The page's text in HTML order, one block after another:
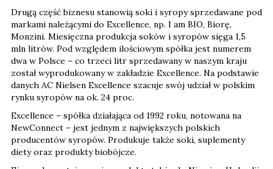
Drugą część biznesu stanowią soki i syropy sprzedawane pod
markami należącymi do Excellence, np. I am BIO, Biorę,
Monzini. Miesięczna produkcja soków i syropów sięga 1,5
mln litrów. Pod względem ilościowym spółka jest numerem
dwa w Polsce – co trzeci litr sprzedawany w naszym kraju
został wyprodukowany w zakładzie Excellence. Na podstawie
danych AC Nielsen Excellence szacuje swój udział w polskim
rynku syropów na ok. 24 proc.
Excellence – spółka działająca od 1992 roku, notowana na
NewConnect – jest jednym z największych polskich
producentów syropów. Produkuje także soki, suplementy
diety oraz produkty biobójcze.